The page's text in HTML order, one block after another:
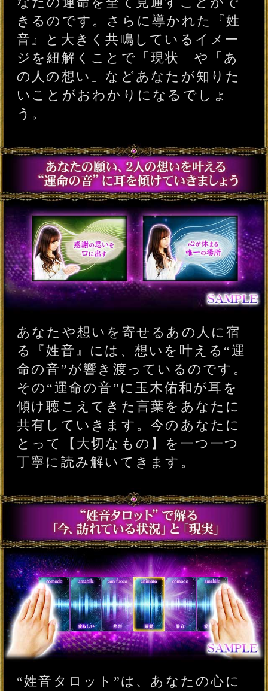
その“運命の音”に玉木佑和が耳を
傾け聴こえてきた言葉をあなたに
共有していきます。今のあなたに
とって【大切なもの】を一つ一つ
丁寧に読み解いてきます。
“姓音タロット”は、あなたの心に
つっかえている迷いや不安、気に
なるあの人との恋現状を具体的に
読み解いていくタロットカードで
す。「今、動くべきか分からな
い」「彼の恋愛状況は？」「彼は
今、何を考えてる？」先が見えな
決断の答えをお届けいたします。